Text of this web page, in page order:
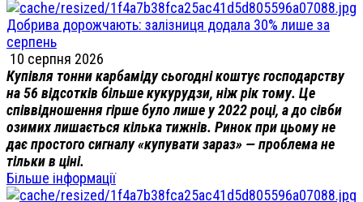
Добрива дорожчають: залізниця додала 30% лише за
серпень
10 серпня 2026
Купівля тонни карбаміду сьогодні коштує господарству
на 56 відсотків більше кукурудзи, ніж рік тому. Це
співвідношення гірше було лише у 2022 році, а до сівби
озимих лишається кілька тижнів. Ринок при цьому не
дає простого сигналу «купувати зараз» — проблема не
тільки в ціні.
Більше інформації